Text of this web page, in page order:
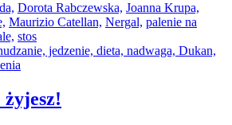
Dorota Rabczewska, Joanna Krupa,
Maurizio Catellan, Nergal, palenie na
stos